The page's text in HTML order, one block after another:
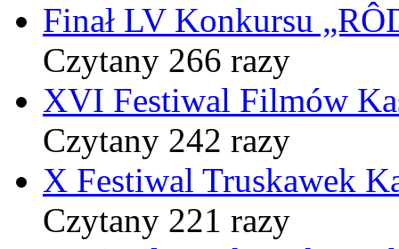
Finał LV Konkursu
Czytany 266 razy
XVI Festiwal Filmów
Czytany 242 razy
X Festiwal Truskawek
Czytany 221 razy